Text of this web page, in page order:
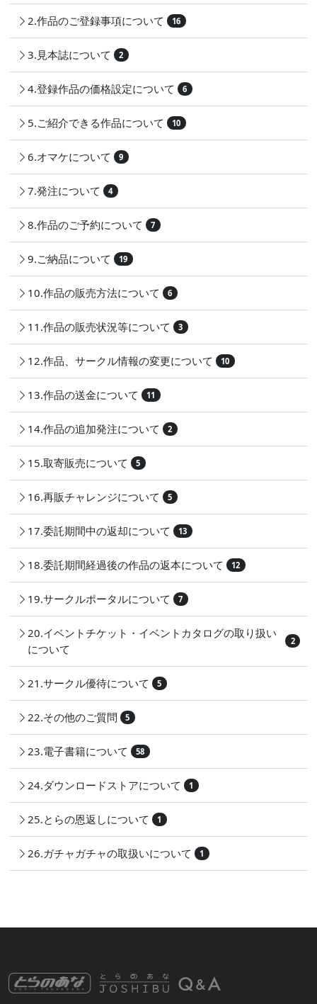
2.作品のご登録事項について 16
3.見本誌について 2
4.登録作品の価格設定について 6
5.ご紹介できる作品について 10
6.オマケについて 9
7.発注について 4
8.作品のご予約について 7
9.ご納品について 19
10.作品の販売方法について 6
11.作品の販売状況等について 3
12.作品、サークル情報の変更について 10
13.作品の送金について 11
14.作品の追加発注について 2
15.取寄販売について 5
16.再販チャレンジについて 5
17.委託期間中の返却について 13
18.委託期間経過後の作品の返本について 12
19.サークルポータルについて 7
20.イベントチケット・イベントカタログの取り扱い
について
2
21.サークル優待について 5
22.その他のご質問 5
23.電子書籍について 58
24.ダウンロードストアについて 1
25.とらの恩返しについて 1
26.ガチャガチャの取扱いについて 1